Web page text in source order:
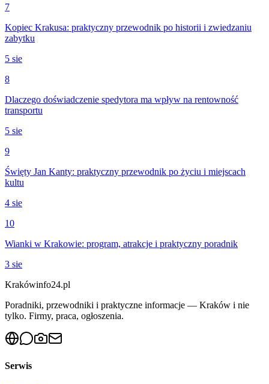
7
Kopiec Krakusa: praktyczny przewodnik po historii i zwiedzaniu
zabytku
5 sie
8
Dlaczego doświadczenie spedytora ma wpływ na rentowność
transportu
5 sie
9
Święty Jan Kanty: praktyczny przewodnik po życiu i miejscach
kultu
4 sie
10
Wianki w Krakowie: program, atrakcje i praktyczny poradnik
3 sie
Krakówinfo24.pl
Poradniki, przewodniki i praktyczne informacje — Kraków i nie
tylko. Firmy, praca, ogłoszenia.
Serwis